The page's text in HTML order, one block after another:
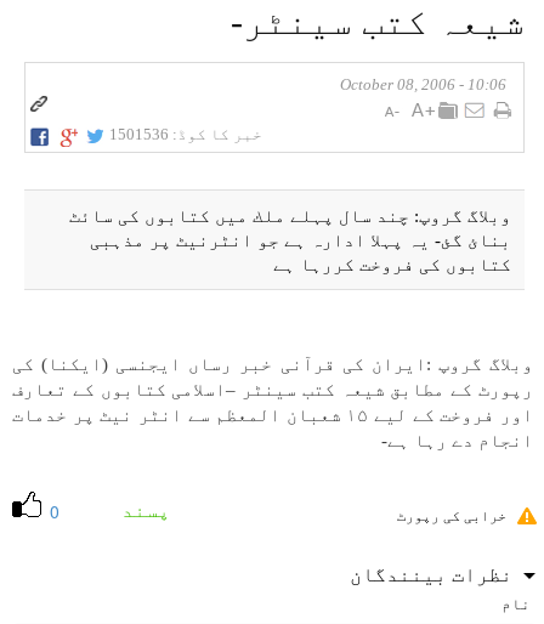
شيعہ كتب سينٹر-
10:06 - October 08, 2006
خبر کا کوڈ: 1501536
وبلاگ گروپ: چند سال پہلے ملك میں كتابوں كی ساﺋٹ
بنائ گئ- یہ پہلا ادارہ ہے جو انٹرنیٹ پر مذہبی
كتابوں كی فروخت كررہا ہے
وبلاگ گروپ :ايران كی قرآنی خبر رساں ايجنسی (ايكنا) كی
رپورٹ كے مطابق شيعہ كتب سينٹر –اسلامی كتابوں كے تعارف
اور فروخت كے لیے ۱۵ شعبان المعظم سے انٹر نیٹ پر خدمات
انجام دے رہا ہے-
0 پسند خرابی کی رپورٹ
نظرات بینندگان
نام